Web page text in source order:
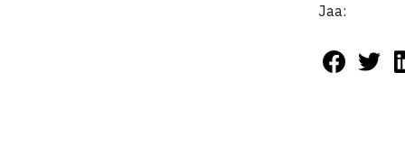
Jaa: